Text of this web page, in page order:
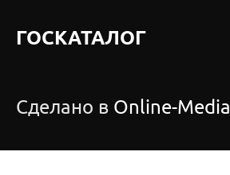
ГОСКАТАЛОГ
Сделано в Online-Media